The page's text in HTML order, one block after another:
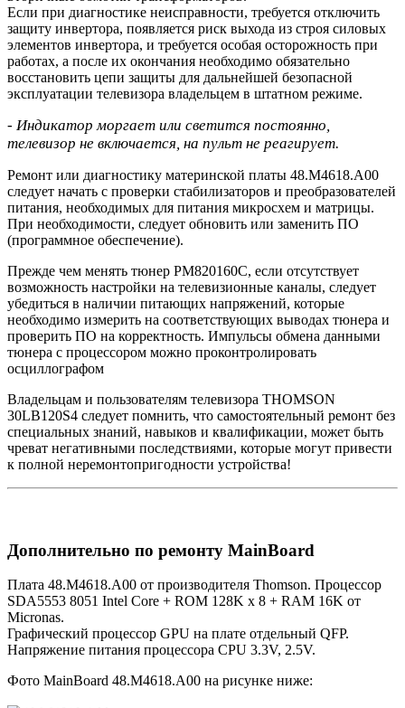
Если при диагностике неисправности, требуется отключить
защиту инвертора, появляется риск выхода из строя силовых
элементов инвертора, и требуется особая осторожность при
работах, а после их окончания необходимо обязательно
восстановить цепи защиты для дальнейшей безопасной
эксплуатации телевизора владельцем в штатном режиме.
- Индикатор моргает или светится постоянно,
телевизор не включается, на пульт не реагирует.
Ремонт или диагностику материнской платы 48.M4618.A00
следует начать с проверки стабилизаторов и преобразователей
питания, необходимых для питания микросхем и матрицы.
При необходимости, следует обновить или заменить ПО
(программное обеспечение).
Прежде чем менять тюнер PM820160C, если отсутствует
возможность настройки на телевизионные каналы, следует
убедиться в наличии питающих напряжений, которые
необходимо измерить на соответствующих выводах тюнера и
проверить ПО на корректность. Импульсы обмена данными
тюнера с процессором можно проконтролировать
осциллографом
Владельцам и пользователям телевизора THOMSON
30LB120S4 следует помнить, что самостоятельный ремонт без
специальных знаний, навыков и квалификации, может быть
чреват негативными последствиями, которые могут привести
к полной неремонтопригодности устройства!
Дополнительно по ремонту MainBoard
Плата 48.M4618.A00 от производителя Thomson. Процессор
SDA5553 8051 Intel Core + ROM 128K x 8 + RAM 16K от
Micronas.
Графический процессор GPU на плате отдельный QFP.
Напряжение питания процессора CPU 3.3V, 2.5V.
Фото MainBoard 48.M4618.A00 на рисунке ниже: